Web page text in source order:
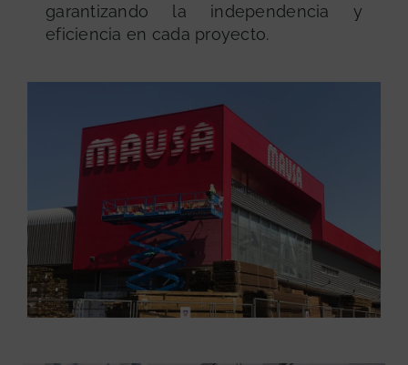
garantizando la independencia y
eficiencia en cada proyecto.